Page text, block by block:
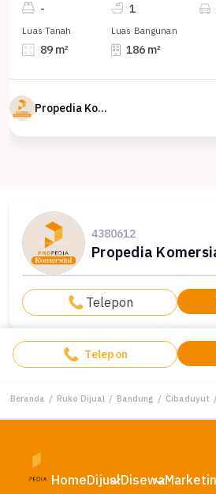
- 1
Luas Tanah
89 m²
Luas Bangunan
186 m²
Propedia Komersial
4380612
Propedia
Telepon
Telepon
Beranda / Ruko Dijual / Bandung / Cibaduyut /
HomeDijualDisewa